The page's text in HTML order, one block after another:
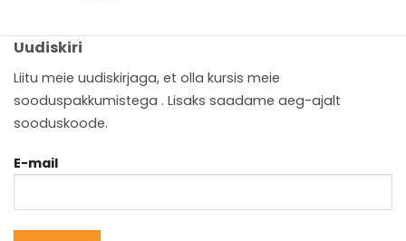
Uudiskiri
Liitu meie uudiskirjaga, et olla kursis meie
sooduspakkumistega . Lisaks saadame aeg-ajalt
sooduskoode.
E-mail